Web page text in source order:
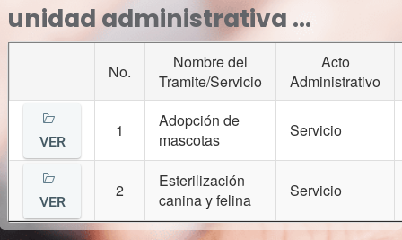
unidad administrativa ...
No.
Nombre del
Tramite/Servicio
Acto
Administrativo
VER
1
Adopción de
mascotas
Servicio
VER
2
Esterilización
canina y felina
Servicio
Solidaridad:Trabajar juntos para
transformar a Atlixco.
Servicio:
Emprender todos los
encargos con vocación y entusiasmo.
Justicia Social:Honrar en todo
momento el compromiso con la
ciudadanía y con los que más lo
Participa activamente en la
consecución de un mejor entorno
para todas y todos, mediante la
identificación de problemas públicos y
propuestas de solución.